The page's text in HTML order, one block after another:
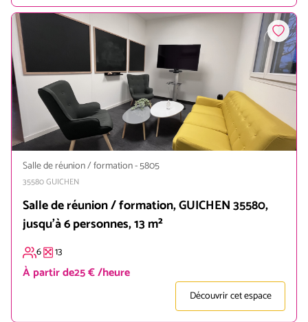
Salle de réunion / formation-5805
35580GUICHEN
Salle de réunion / formation, GUICHEN 35580,
jusqu'à 6 personnes, 13 m²
6 13
À partir de25 € /heure
Découvrir cet espace